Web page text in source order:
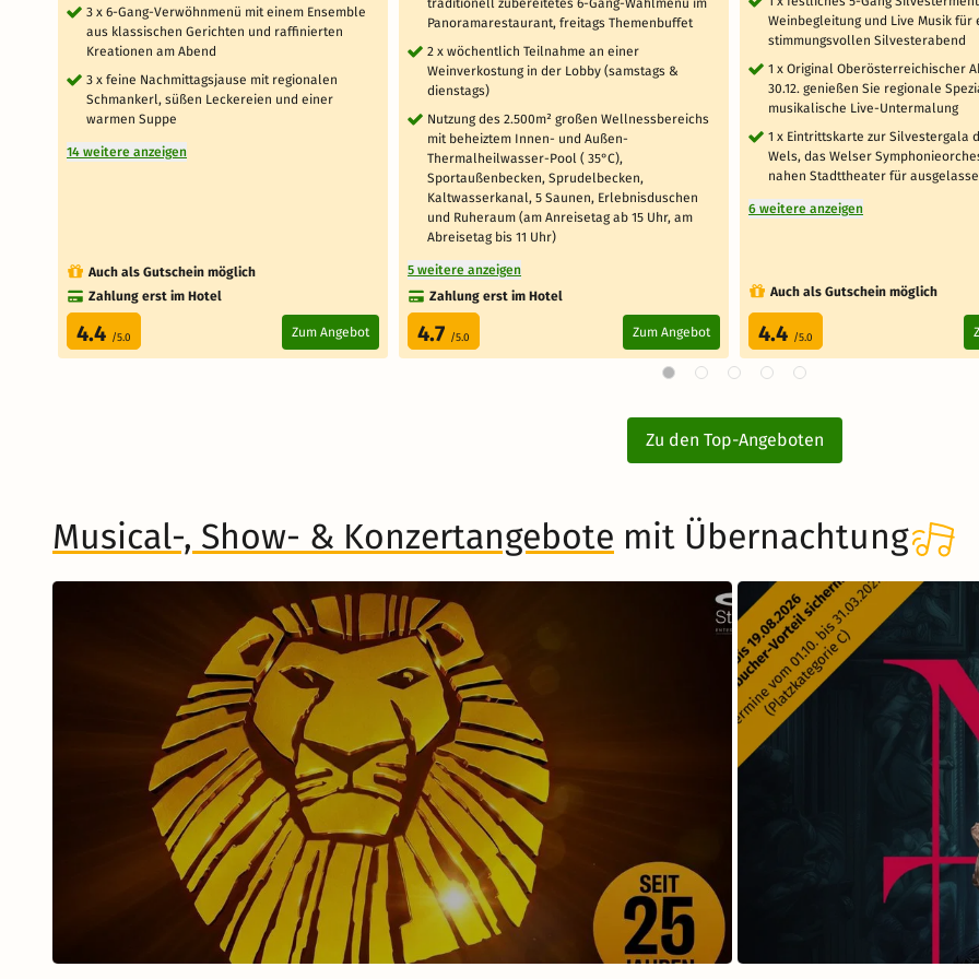
3 x 6-Gang-Verwöhnmenü mit einem Ensemble
aus klassischen Gerichten und raffinierten
Kreationen am Abend
3 x feine Nachmittagsjause mit regionalen
Schmankerl, süßen Leckereien und einer
warmen Suppe
14 weitere anzeigen
Auch als Gutschein möglich
Zahlung erst im Hotel
4.4 /5.0 Zum Angebot
traditionell zubereitetes 6-Gang-Wahlmenü im
Panoramarestaurant, freitags Themenbuffet
2 x wöchentlich Teilnahme an einer
Weinverkostung in der Lobby (samstags &
dienstags)
Nutzung des 2.500m² großen Wellnessbereichs
mit beheiztem Innen- und Außen-
Thermalheilwasser-Pool ( 35°C),
Sportaußenbecken, Sprudelbecken,
Kaltwasserkanal, 5 Saunen, Erlebnisduschen
und Ruheraum (am Anreisetag ab 15 Uhr, am
Abreisetag bis 11 Uhr)
5 weitere anzeigen
Zahlung erst im Hotel
4.7 /5.0 Zum Angebot
Weinbegleitung und Live Musik für
stimmungsvollen Silvesterabend
1 x Original Oberösterreichischer
30.12. genießen Sie regionale
musikalische Live-Untermalung
1 x Eintrittskarte zur Silvestergala
Wels, das Welser
nahen Stadttheater für
6 weitere anzeigen
Auch als Gutschein möglich
4.4 /5.0
Zu den Top-Angeboten
Musical-, Show- & Konzertangebote mit Übernachtung